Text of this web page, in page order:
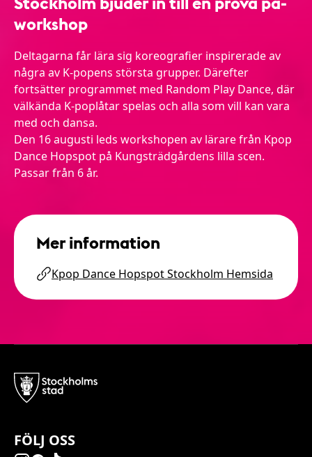
workshop
Deltagarna får lära sig koreografier inspirerade av
några av K-popens största grupper. Därefter
fortsätter programmet med Random Play Dance, där
välkända K-poplåtar spelas och alla som vill kan vara
med och dansa.
Den 16 augusti leds workshopen av lärare från Kpop
Dance Hopspot på Kungsträdgårdens lilla scen.
Passar från 6 år.
Mer information
Kpop Dance Hopspot Stockholm Hemsida
FÖLJ OSS